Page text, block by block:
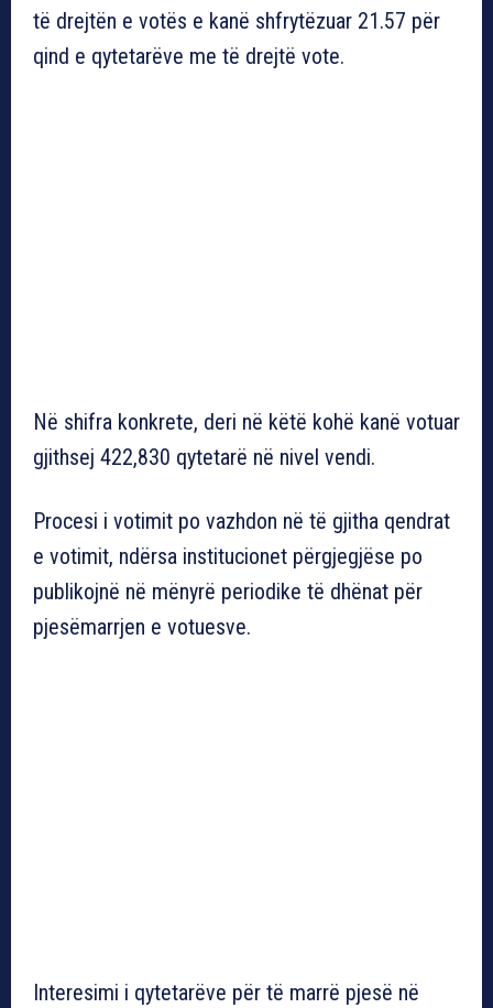
të drejtën e votës e kanë shfrytëzuar 21.57 për
qind e qytetarëve me të drejtë vote.
Në shifra konkrete, deri në këtë kohë kanë votuar
gjithsej 422,830 qytetarë në nivel vendi.
Procesi i votimit po vazhdon në të gjitha qendrat
e votimit, ndërsa institucionet përgjegjëse po
publikojnë në mënyrë periodike të dhënat për
pjesëmarrjen e votuesve.
Interesimi i qytetarëve për të marrë pjesë në